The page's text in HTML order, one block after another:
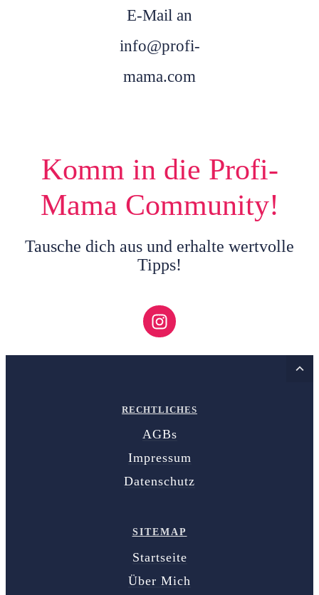
E-Mail an
info@profi-
mama.com
Komm in die Profi-
Mama Community!
Tausche dich aus und erhalte wertvolle
Tipps!
RECHTLICHES
AGBs
Impressum
Datenschutz
SITEMAP
Startseite
Über Mich